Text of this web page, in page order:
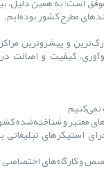
مطرح کشور بوده‌ایم.
و پیشروترین
کیفیت و اصالت
معتبر و شناخته‌شده
استیکرهای تبلیغاتی
و کارگاه‌های اختصاصی